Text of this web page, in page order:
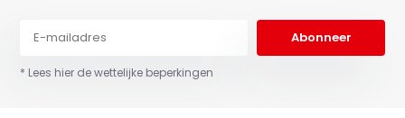
Abonneer
* Lees hier de wettelijke beperkingen